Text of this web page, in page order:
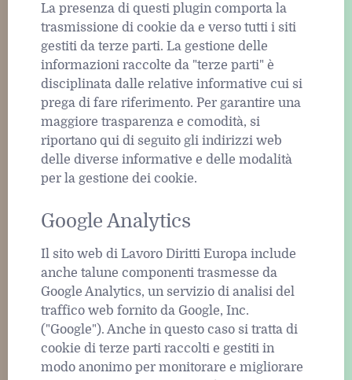
La presenza di questi plugin comporta la
trasmissione di cookie da e verso tutti i siti
gestiti da terze parti. La gestione delle
informazioni raccolte da "terze parti" è
disciplinata dalle relative informative cui si
prega di fare riferimento. Per garantire una
maggiore trasparenza e comodità, si
riportano qui di seguito gli indirizzi web
delle diverse informative e delle modalità
per la gestione dei cookie.
Google Analytics
Il sito web di Lavoro Diritti Europa include
anche talune componenti trasmesse da
Google Analytics, un servizio di analisi del
traffico web fornito da Google, Inc.
("Google"). Anche in questo caso si tratta di
cookie di terze parti raccolti e gestiti in
modo anonimo per monitorare e migliorare